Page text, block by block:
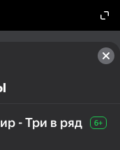
- Три в ряд 6+